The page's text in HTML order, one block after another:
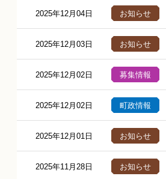
2025年12月04日 お知らせ
2025年12月03日 お知らせ
2025年12月02日 募集情報
2025年12月02日 町政情報
2025年12月01日 お知らせ
2025年11月28日 お知らせ